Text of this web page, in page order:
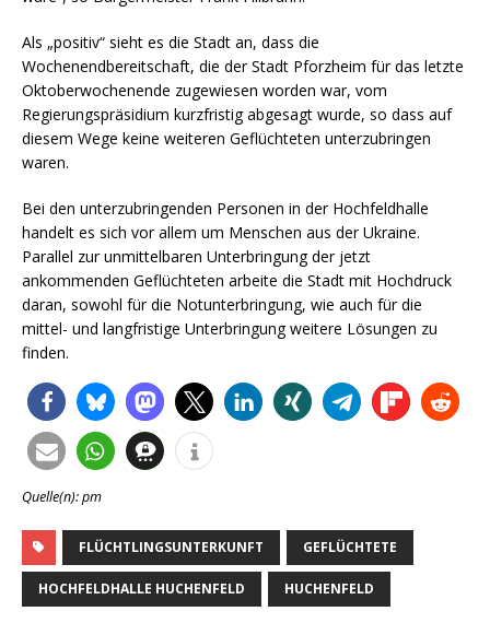
Als „positiv“ sieht es die Stadt an, dass die
Wochenendbereitschaft, die der Stadt Pforzheim für das letzte
Oktoberwochenende zugewiesen worden war, vom
Regierungspräsidium kurzfristig abgesagt wurde, so dass auf
diesem Wege keine weiteren Geflüchteten unterzubringen
waren.
Bei den unterzubringenden Personen in der Hochfeldhalle
handelt es sich vor allem um Menschen aus der Ukraine.
Parallel zur unmittelbaren Unterbringung der jetzt
ankommenden Geflüchteten arbeite die Stadt mit Hochdruck
daran, sowohl für die Notunterbringung, wie auch für die
mittel- und langfristige Unterbringung weitere Lösungen zu
finden.
Quelle(n): pm
FLÜCHTLINGSUNTERKUNFT GEFLÜCHTETE
HOCHFELDHALLE HUCHENFELD HUCHENFELD